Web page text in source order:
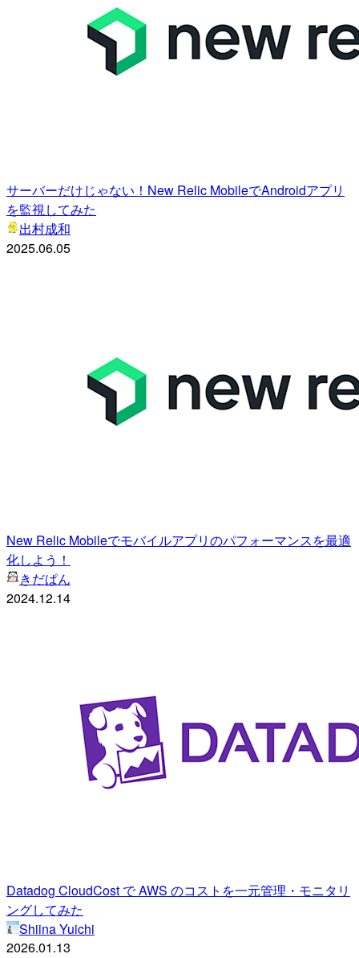
サーバーだけじゃない！New Relic MobileでAndroidアプリ
を監視してみた
出村成和
2025.06.05
New Relic Mobileでモバイルアプリのパフォーマンスを最適
化しよう！
きだぱん
2024.12.14
Datadog CloudCost で AWS のコストを一元管理・モニタリ
ングしてみた
Shiina Yuichi
2026.01.13